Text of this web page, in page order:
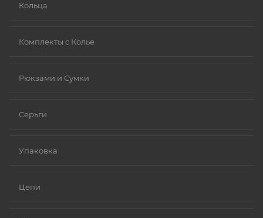
Кольца
Комплекты с Колье
Рюкзами и Сумки
Серьги
Упаковка
Цепи